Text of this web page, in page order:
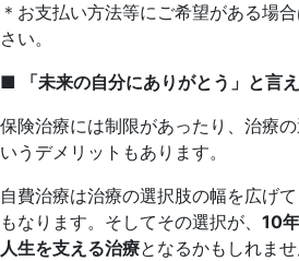
＊お支払い方法等にご希望がある場
さい。
■
「未来の自分にありがとう」と言
保険治療には制限があったり、治療
いうデメリットもあります。
自費治療は治療の選択肢の幅を広げ
もなります。そしてその選択が、 10
人生を支える治療となるかもしれませ